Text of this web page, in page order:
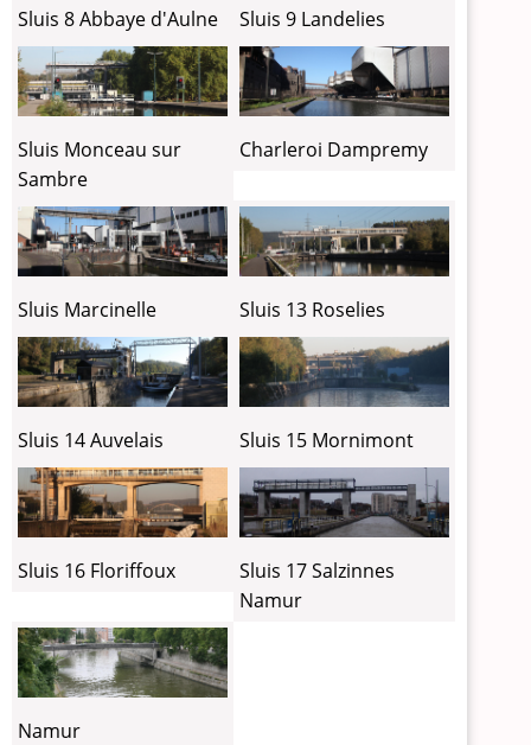
Sluis 8 Abbaye d'Aulne Sluis 9 Landelies
Sluis Monceau sur
Sambre
Charleroi Dampremy
Sluis Marcinelle Sluis 13 Roselies
Sluis 14 Auvelais Sluis 15 Mornimont
Sluis 16 Floriffoux
Sluis 17 Salzinnes
Namur
Namur